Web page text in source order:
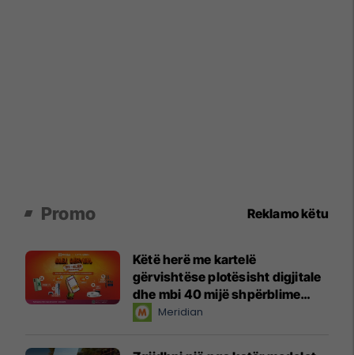
Promo Reklamo këtu
Këtë herë me kartelë
gërvishtëse plotësisht digjitale
dhe mbi 40 mijë shpërblime
instant!Meridian